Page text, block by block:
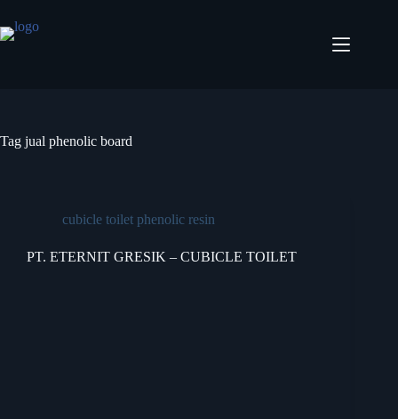
Tag jual phenolic board
cubicle toilet phenolic resin
PT. ETERNIT GRESIK – CUBICLE TOILET